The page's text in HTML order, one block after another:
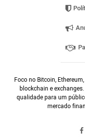
Foco no Bitcoin,
blockchain e
qualidade para um
mercado